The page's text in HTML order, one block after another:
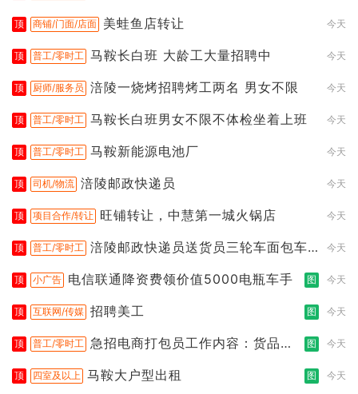
顶 商铺/门面/店面 美蛙鱼店转让 今天
顶 普工/零时工 马鞍长白班 大龄工大量招聘中 今天
顶 厨师/服务员 涪陵一烧烤招聘烤工两名 男女不限 今天
顶 普工/零时工 马鞍长白班男女不限不体检坐着上班 今天
顶 普工/零时工 马鞍新能源电池厂 今天
顶 司机/物流 涪陵邮政快递员 今天
顶 项目合作/转让 旺铺转让，中慧第一城火锅店 今天
顶 普工/零时工 涪陵邮政快递员送货员三轮车面包车
今天
顶 小广告 电信联通降资费领价值5000电瓶车手 图 今天
顶 互联网/传媒 招聘美工 图 今天
顶 普工/零时工 急招电商打包员工作内容：货品分
图 今天
顶 四室及以上 马鞍大户型出租 图 今天